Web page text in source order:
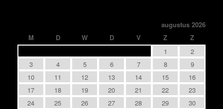
augustus 2026
M
D W D V Z
Z
1
2
3
4 5 6 7 8
9
10
11 12 13 14 15
16
17
18 19 20 21 22
23
24
25 26 27 28 29
30